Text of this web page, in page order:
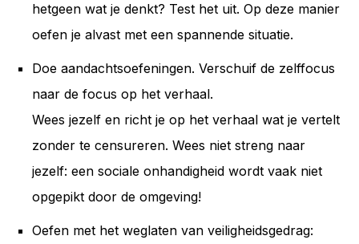
hetgeen wat je denkt? Test het uit. Op deze manier
oefen je alvast met een spannende situatie.
Doe aandachtsoefeningen. Verschuif de zelffocus
naar de focus op het verhaal.
Wees jezelf en richt je op het verhaal wat je vertelt
zonder te censureren. Wees niet streng naar
jezelf: een sociale onhandigheid wordt vaak niet
opgepikt door de omgeving!
Oefen met het weglaten van veiligheidsgedrag: